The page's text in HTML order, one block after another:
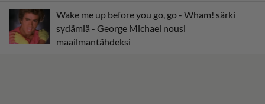
Wake me up before you go, go - Wham! särki
sydämiä - George Michael nousi
maailmantähdeksi